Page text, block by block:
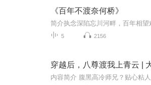
《百年不渡奈何桥》
5 2156